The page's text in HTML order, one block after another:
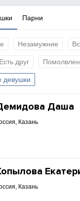
Парни
Незамужние
Есть друг
девушки
Даша
Казань
Казань